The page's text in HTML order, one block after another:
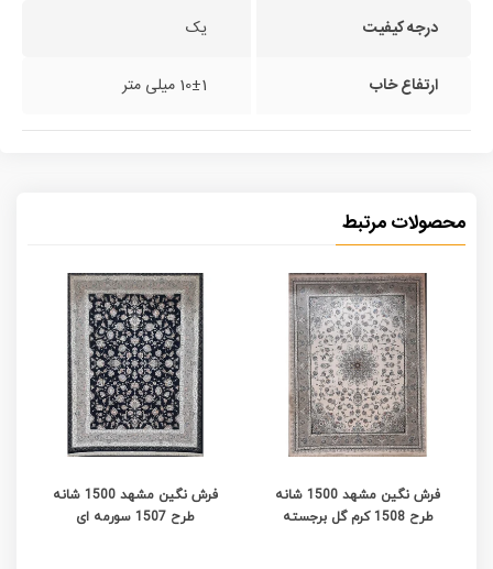
درجه کیفیت
یک
ارتفاع خاب 10±1 میلی متر
محصولات مرتبط
فرش نگین مشهد 1500 شانه
طرح 1508 کرم گل برجسته
فرش نگین مشهد 1500 شانه
طرح 1507 سورمه ای